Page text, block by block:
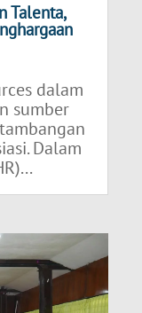
Talenta,
dalam
sumber
Dalam